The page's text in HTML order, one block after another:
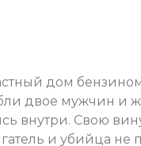
дом
двое мужчин и
внутри. Свою
и убийца не